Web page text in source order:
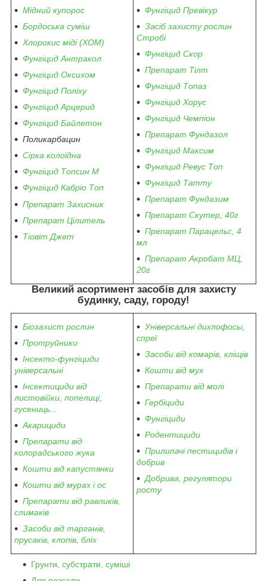
Мідний купорос
Бордоська суміш
Хлорокис міді (ХОМ)
Фунгіцид Антракол
Фунгіцид Оксихом
Фунгіцид Поліху
Фунгіцид Арцерид
Фунгіцид Байлетон
Поликарбацин
Сірка колоїдна
Фунгіцид Топсин М
Фунгіцид Кабріо Топ
Препарат Захисник
Препарат Цілитель
Тіовіт Джет
Фунгіцид Превікур
Засіб захисту рослин
Стробі
Фунгіцид Скор
Препарат Тілт
Фунгіцид Топаз
Фунгіцид Хорус
Фунгіцид Чемпіон
Препарат Фундазол
Фунгіцид Максим
Фунгіцид Ревус Топ
Фунгіцид Татту
Препарат Фундазим
Препарат Скутер, 40г
Препарат Парацельс, 4
мл
Препарат Акробат МЦ,
20г
Великий асортимент засобів для захисту
будинку, саду, городу!
Біозахист рослин
Протруйники
Інсекто-фунгіциди
універсальні
Інсектициди від
листовійки, попелиці,
гусениць...
Акарициди
Препарати від
колорадського жука
Кошти від капустянки
Кошти від мурах і ос
Препарати від равликів,
слимаків
Засоби від тарганів,
прусаків, клопів, бліх
Універсальні дихлофосы,
спреї
Засоби від комарів, кліщів
Кошти від мух
Препарати від молі
Гербіциди
Фунгіциди
Родентициди
Прилипачі пестицидів і
добрив
Добрива, регулятори
росту
Грунти, субстрати, суміші